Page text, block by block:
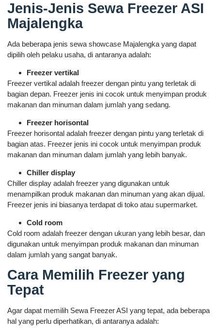
Jenis-Jenis Sewa Freezer ASI
Majalengka
Ada beberapa jenis sewa showcase Majalengka yang dapat
dipilih oleh pelaku usaha, di antaranya adalah:
Freezer vertikal
Freezer vertikal adalah freezer dengan pintu yang terletak di
bagian depan. Freezer jenis ini cocok untuk menyimpan produk
makanan dan minuman dalam jumlah yang sedang.
Freezer horisontal
Freezer horisontal adalah freezer dengan pintu yang terletak di
bagian atas. Freezer jenis ini cocok untuk menyimpan produk
makanan dan minuman dalam jumlah yang lebih banyak.
Chiller display
Chiller display adalah freezer yang digunakan untuk
menampilkan produk makanan dan minuman yang akan dijual.
Freezer jenis ini biasanya terdapat di toko atau supermarket.
Cold room
Cold room adalah freezer dengan ukuran yang lebih besar, dan
digunakan untuk menyimpan produk makanan dan minuman
dalam jumlah yang sangat banyak.
Cara Memilih Freezer yang
Tepat
Agar dapat memilih Sewa Freezer ASI yang tepat, ada beberapa
hal yang perlu diperhatikan, di antaranya adalah: